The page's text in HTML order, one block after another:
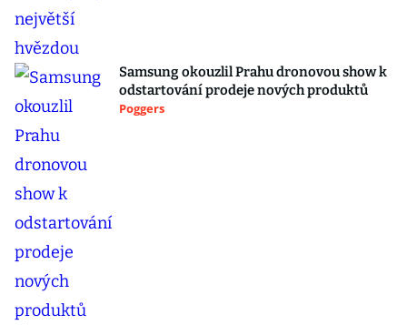
Samsung okouzlil Prahu dronovou show k
odstartování prodeje nových produktů
Poggers